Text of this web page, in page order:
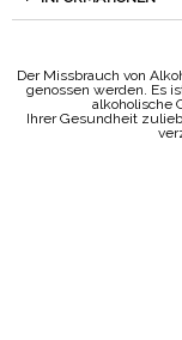
Der Missbrauch von
genossen werden. Es
alkoholische
Ihrer Gesundheit